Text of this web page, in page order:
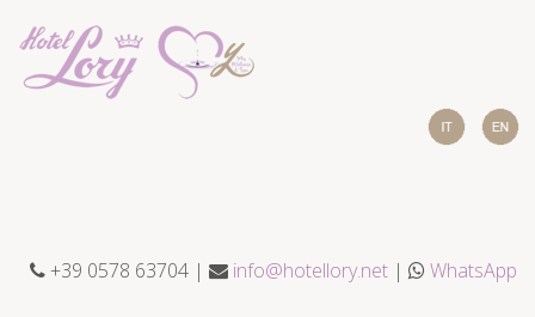
+39 0578 63704 | info@hotellory.net | WhatsApp